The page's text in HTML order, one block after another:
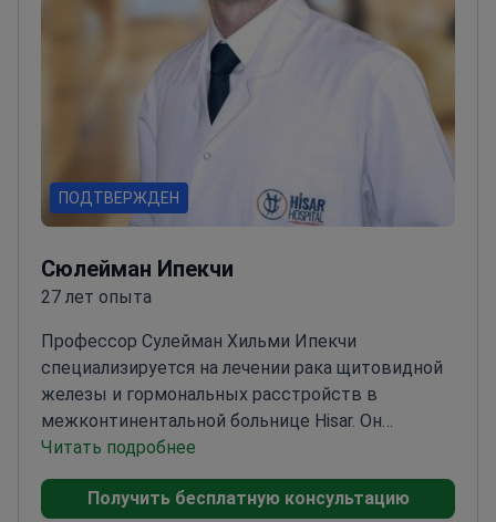
ПОДТВЕРЖДЕН
Сюлейман Ипекчи
27 лет опыта
Профессор Сулейман Хильми Ипекчи
специализируется на лечении рака щитовидной
железы и гормональных расстройств в
межконтинентальной больнице Hisar. Он
использует тесты на ТТГ (тиреотропный
гормон) для диагностики аутоиммунного
тиреоидита и зоба. Профессор Университета
Читать подробнее
Получить бесплатную консультацию